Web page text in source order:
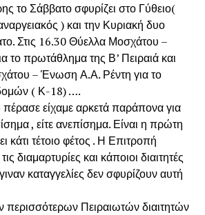
το Σάββατο σφυρίζει στο Γύθειο(
) και την Κυριακή δυο
Στις 16.30 Θύελλα Μοσχάτου –
το πρωτάθλημα της Β’ Πειραιά και
– Ένωση Α.Α. Ρέντη για το
( Κ-18) ….
είχαμε αρκετά παράπονα για
, είτε ανεπίσημα. Είναι η πρώτη
κάτι τέτοιο φέτος . Η Επιτροπή
διαμαρτυρίες και κάποιοι διαιτητές
καταγγελίες δεν σφυρίζουν αυτή
περισσότερων Πειραιωτών διαιτητών